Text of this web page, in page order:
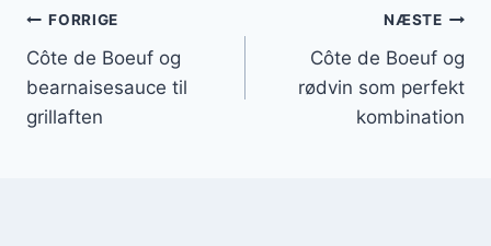
Indlægsnavigation
FORRIGE
Côte de Boeuf og
bearnaisesauce til
grillaften
NÆSTE
Côte de Boeuf og
rødvin som perfekt
kombination